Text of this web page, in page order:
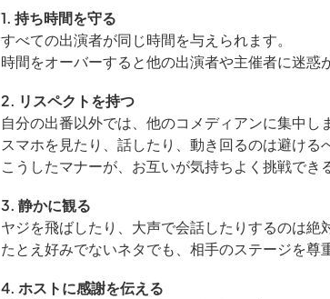
1. 持ち時間を守る
すべての出演者が同じ時間を与えられます。
時間をオーバーすると他の出演者や主催者に迷
2. リスペクトを持つ
自分の出番以外では、他のコメディアンに集中し
スマホを見たり、話したり、動き回るのは避ける
こうしたマナーが、お互いが気持ちよく挑戦でき
3. 静かに観る
ヤジを飛ばしたり、大声で会話したりするのは絶
たとえ好みでないネタでも、相手のステージを尊
4. ホストに感謝を伝える